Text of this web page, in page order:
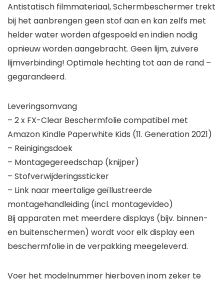
Antistatisch filmmateriaal, Schermbeschermer trekt
bij het aanbrengen geen stof aan en kan zelfs met
helder water worden afgespoeld en indien nodig
opnieuw worden aangebracht. Geen lijm, zuivere
lijmverbinding! Optimale hechting tot aan de rand –
gegarandeerd.
Leveringsomvang
– 2 x FX-Clear Beschermfolie compatibel met
Amazon Kindle Paperwhite Kids (11. Generation 2021)
– Reinigingsdoek
– Montagegereedschap (knijper)
– Stofverwijderingssticker
– Link naar meertalige geïllustreerde
montagehandleiding (incl. montagevideo)
Bij apparaten met meerdere displays (bijv. binnen-
en buitenschermen) wordt voor elk display een
beschermfolie in de verpakking meegeleverd.
Voer het modelnummer hierboven inom zeker te